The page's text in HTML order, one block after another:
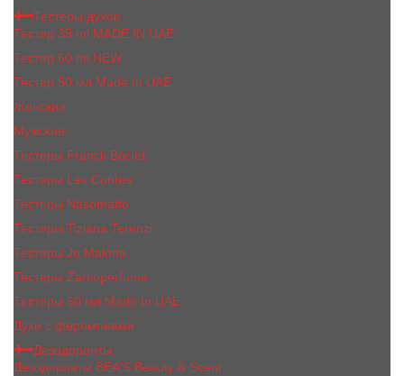
Тестеры духов
Тестер 35 ml MADE IN UAE
Тестер 60 ml NEW
Тестер 50 мл Made In UAE
Женские
Мужские
Тестеры Franck Boclet
Тестеры Les Contes
Тестеры Nasomatto
Тестеры Tiziana Terenzi
Тестеры Jо Malоnе
Тестеры Zarkoperfume
Тестеры 60 мл Made In UAE
Духи с феромонами
Дезодоранты
Дезодоранты BEA'S Beauty & Scent